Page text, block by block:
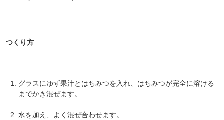
つくり方
グラスにゆず果汁とはちみつを入れ、はちみつが完全に溶ける
までかき混ぜます。
水を加え、よく混ぜ合わせます。